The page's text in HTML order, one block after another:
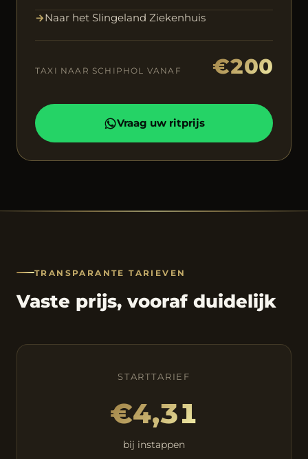
→Naar het Slingeland Ziekenhuis
TAXI NAAR SCHIPHOL VANAF €200
Vraag uw ritprijs
TRANSPARANTE TARIEVEN
Vaste prijs, vooraf duidelijk
STARTTARIEF
€4,31
bij instappen